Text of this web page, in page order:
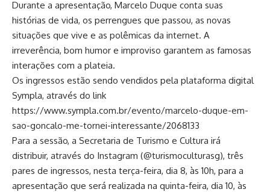
Durante a apresentação, Marcelo Duque conta suas
histórias de vida, os perrengues que passou, as novas
situações que vive e as polêmicas da internet. A
irreverência, bom humor e improviso garantem as famosas
interações com a plateia.
Os ingressos estão sendo vendidos pela plataforma digital
Sympla, através do link
https://www.sympla.com.br/evento/marcelo-duque-em-
sao-goncalo-me-tornei-interessante/2068133
Para a sessão, a Secretaria de Turismo e Cultura irá
distribuir, através do Instagram (@turismoculturasg), três
pares de ingressos, nesta terça-feira, dia 8, às 10h, para a
apresentação que será realizada na quinta-feira, dia 10, às